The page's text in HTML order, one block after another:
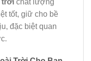
tốt, giữ cho bề
đặc biệt quan